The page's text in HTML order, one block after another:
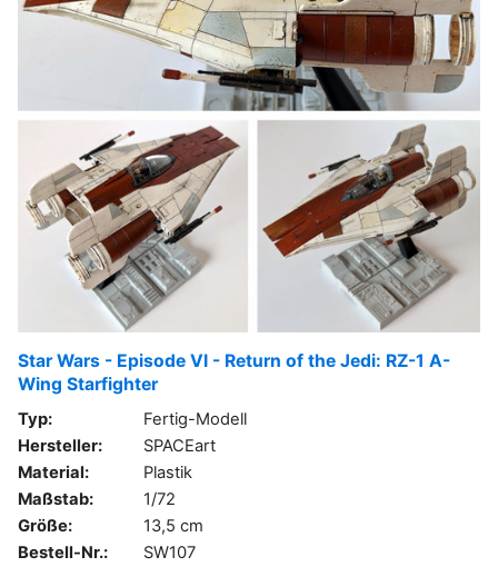
Star Wars - Episode VI - Return of the Jedi: RZ-1 A-
Wing Starfighter
Typ:
Fertig-Modell
Hersteller:
SPACEart
Material:
Plastik
Maßstab:
1/72
Größe:
13,5 cm
Bestell-Nr.:
SW107